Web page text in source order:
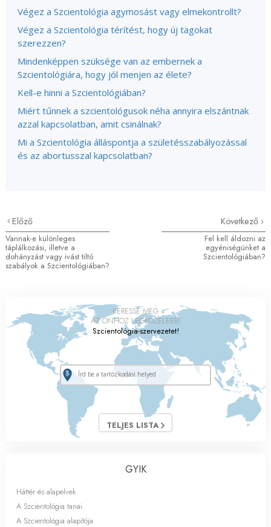
Végez a Szcientológia agymosást vagy elmekontrollt?
Végez a Szcientológia térítést, hogy új tagokat
szerezzen?
Mindenképpen szüksége van az embernek a
Szcientológiára, hogy jól menjen az élete?
Kell-e hinni a Szcientológiában?
Miért tűnnek a szcientológusok néha annyira elszántnak
azzal kapcsolatban, amit csinálnak?
Mi a Szcientológia álláspontja a születésszabályozással
és az abortusszal kapcsolatban?
Előző
Vannak-e különleges
táplálkozási, illetve a
dohányzást vagy ivást tiltó
szabályok a Szcientológiában?
Következő
Fel kell áldozni az
egyéniségünket a
Szcientológiában?
KERESSE MEG
AZ ÖNHÖZ LEGKÖZELEBBI
Szcientológia-szervezetet!
TELJES LISTA
GYIK
Háttér és alapelvek
A Szcientológia tanai
A Szcientológia alapítója